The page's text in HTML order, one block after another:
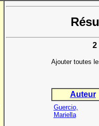
2
Ajouter toutes
Auteur
Guercio,
Mariella